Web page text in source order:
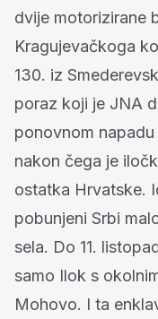
dvije motorizirane
Kragujevačkoga
130. iz
poraz koji je JNA
ponovnom
nakon čega je
ostatka Hrvatske.
pobunjeni Srbi
sela. Do 11.
samo Ilok s
Mohovo. I ta